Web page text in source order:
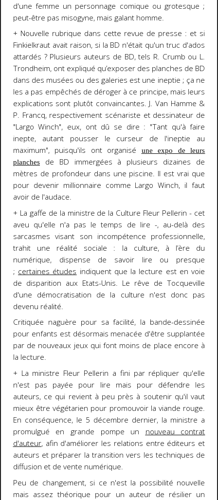
d'une femme un personnage comique ou grotesque ;
peut-être pas misogyne, mais galant homme.
+ Nouvelle rubrique dans cette revue de presse : et si
Finkielkraut avait raison, si la BD n'était qu'un truc d'ados
attardés ? Plusieurs auteurs de BD, tels R. Crumb ou L.
Trondheim, ont expliqué qu’exposer des planches de BD
dans des musées ou des galeries est une ineptie ; ça ne
les a pas empêchés de déroger à ce principe, mais leurs
explications sont plutôt convaincantes. J. Van Hamme &
P. Francq, respectivement scénariste et dessinateur de
"Largo Winch", eux, ont dû se dire : "Tant qu'à faire
inepte, autant pousser le curseur de l'ineptie au
maximum", puisqu'ils ont organisé
une expo de leurs
planchesde BD immergées à plusieurs dizaines de
mètres de profondeur dans une piscine. Il est vrai que
pour devenir millionnaire comme Largo Winch, il faut
avoir de l'audace.
+ La gaffe de la ministre de la Culture Fleur Pellerin - cet
aveu qu'elle n'a pas le temps de lire -, au-delà des
sarcasmes visant son incompétence professionnelle,
trahit une réalité sociale : la culture, à l’ère du
numérique, dispense de savoir lire ou presque
; certaines études indiquent que la lecture est en voie
de disparition aux Etats-Unis. Le rêve de Tocqueville
d'une démocratisation de la culture n'est donc pas
devenu réalité.
Critiquée naguère pour sa facilité, la bande-dessinée
pour enfants est désormais menacée d'être supplantée
par de nouveaux jeux qui font moins de place encore à
la lecture.
+ La ministre Fleur Pellerin a fini par répliquer qu'elle
n'est pas payée pour lire mais pour défendre les
auteurs, ce qui revient à peu près à soutenir qu'il vaut
mieux être végétarien pour promouvoir la viande rouge.
En conséquence, le 5 décembre dernier, la ministre a
promulgué en grande pompe un nouveau contrat
d'auteur,afin d'améliorer les relations entre éditeurs et
auteurs et préparer la transition vers les techniques de
diffusion et de vente numérique.
Peu de changement, si ce n'est la possibilité nouvelle
mais assez théorique pour un auteur de résilier un